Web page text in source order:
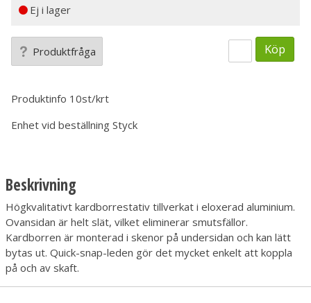
Ej i lager
Produktfråga Köp
Produktinfo 10st/krt
Enhet vid beställning Styck
Beskrivning
Högkvalitativt kardborrestativ tillverkat i eloxerad aluminium.
Ovansidan är helt slät, vilket eliminerar smutsfällor.
Kardborren är monterad i skenor på undersidan och kan lätt
bytas ut. Quick-snap-leden gör det mycket enkelt att koppla
på och av skaft.